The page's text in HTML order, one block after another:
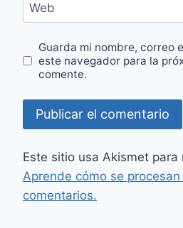
Web
Guarda mi nombre, correo
este navegador para la
comente.
Este sitio usa Akismet para
Aprende cómo se
comentarios.